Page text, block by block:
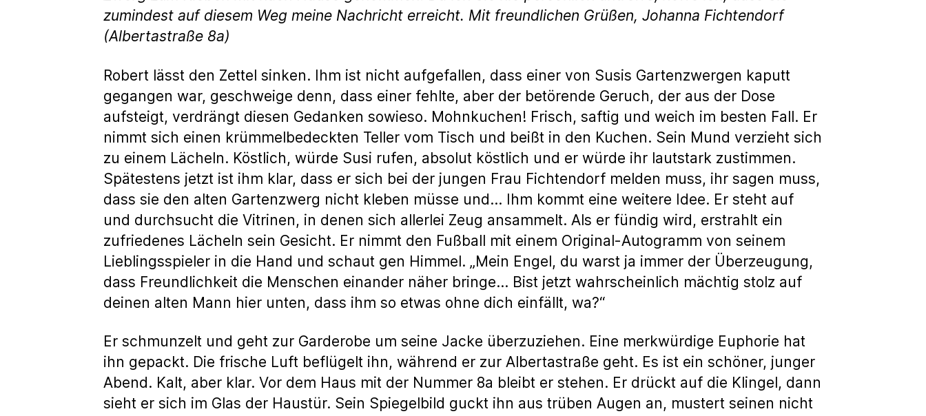
zumindest auf diesem Weg meine Nachricht erreicht. Mit freundlichen Grüßen, Johanna Fichtendorf
(Albertastraße 8a)
Robert lässt den Zettel sinken. Ihm ist nicht aufgefallen, dass einer von Susis Gartenzwergen kaputt
gegangen war, geschweige denn, dass einer fehlte, aber der betörende Geruch, der aus der Dose
aufsteigt, verdrängt diesen Gedanken sowieso. Mohnkuchen! Frisch, saftig und weich im besten Fall. Er
nimmt sich einen krümmelbedeckten Teller vom Tisch und beißt in den Kuchen. Sein Mund verzieht sich
zu einem Lächeln. Köstlich, würde Susi rufen, absolut köstlich und er würde ihr lautstark zustimmen.
Spätestens jetzt ist ihm klar, dass er sich bei der jungen Frau Fichtendorf melden muss, ihr sagen muss,
dass sie den alten Gartenzwerg nicht kleben müsse und… Ihm kommt eine weitere Idee. Er steht auf
und durchsucht die Vitrinen, in denen sich allerlei Zeug ansammelt. Als er fündig wird, erstrahlt ein
zufriedenes Lächeln sein Gesicht. Er nimmt den Fußball mit einem Original-Autogramm von seinem
Lieblingsspieler in die Hand und schaut gen Himmel. „Mein Engel, du warst ja immer der Überzeugung,
dass Freundlichkeit die Menschen einander näher bringe… Bist jetzt wahrscheinlich mächtig stolz auf
deinen alten Mann hier unten, dass ihm so etwas ohne dich einfällt, wa?“
Er schmunzelt und geht zur Garderobe um seine Jacke überzuziehen. Eine merkwürdige Euphorie hat
ihn gepackt. Die frische Luft beflügelt ihn, während er zur Albertastraße geht. Es ist ein schöner, junger
Abend. Kalt, aber klar. Vor dem Haus mit der Nummer 8a bleibt er stehen. Er drückt auf die Klingel, dann
sieht er sich im Glas der Haustür. Sein Spiegelbild guckt ihn aus trüben Augen an, mustert seinen nicht